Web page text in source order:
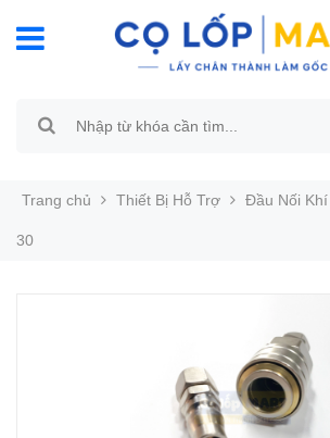
Trang chủ Thiết Bị Hỗ Trợ Đầu Nối Khí
30